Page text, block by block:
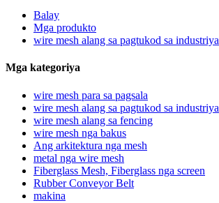
Balay
Mga produkto
wire mesh alang sa pagtukod sa industriya
Mga kategoriya
wire mesh para sa pagsala
wire mesh alang sa pagtukod sa industriya
wire mesh alang sa fencing
wire mesh nga bakus
Ang arkitektura nga mesh
metal nga wire mesh
Fiberglass Mesh, Fiberglass nga screen
Rubber Conveyor Belt
makina